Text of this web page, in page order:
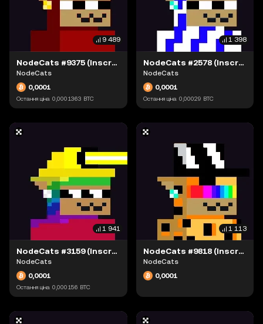
9 489
NodeCats #9375 (Inscription #63871544)
NodeCats
0,0001
Остання ціна 0,0001363 BTC
1 398
NodeCats #2578 (Inscription #63877555)
NodeCats
0,0001
Остання ціна 0,00029 BTC
1 941
NodeCats #3159 (Inscription #63881097)
NodeCats
0,0001
Остання ціна 0,000156 BTC
1 113
NodeCats #9818 (Inscription #63897989)
NodeCats
0,0001